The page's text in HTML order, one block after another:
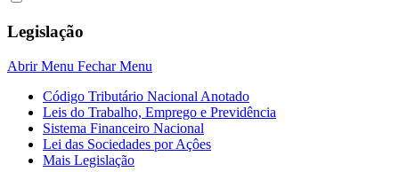
Legislação
Abrir Menu Fechar Menu
Código Tributário Nacional Anotado
Leis do Trabalho, Emprego e Previdência
Sistema Financeiro Nacional
Lei das Sociedades por Açôes
Mais Legislação